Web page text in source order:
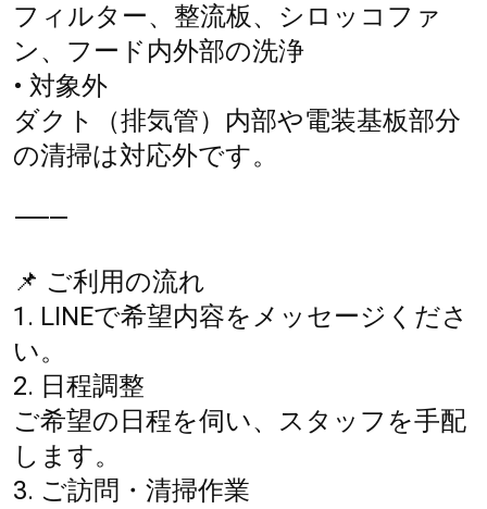
フィルター、整流板、シロッコファ
ン、フード内外部の洗浄
• 対象外
ダクト（排気管）内部や電装基板部分
の清掃は対応外です。
⸻
📌 ご利用の流れ
1. LINEで希望内容をメッセージくださ
い。
2. 日程調整
ご希望の日程を伺い、スタッフを手配
します。
3. ご訪問・清掃作業